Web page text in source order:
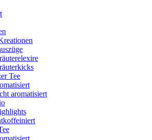
Tee
aromatisiert